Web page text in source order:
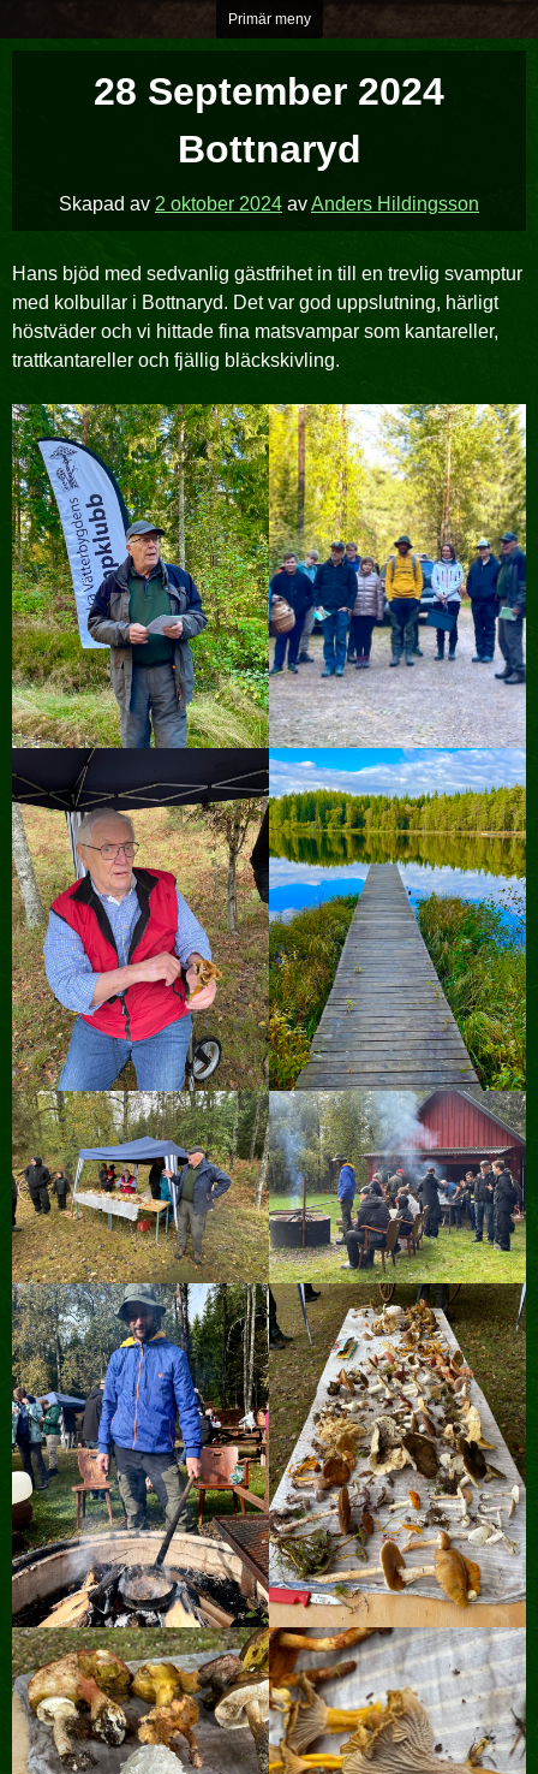
över
Primär meny
28 September 2024
Bottnaryd
Skapad av 2 oktober 2024 avAnders Hildingsson
Hans bjöd med sedvanlig gästfrihet in till en trevlig svamptur
med kolbullar i Bottnaryd. Det var god uppslutning, härligt
höstväder och vi hittade fina matsvampar som kantareller,
trattkantareller och fjällig bläckskivling.